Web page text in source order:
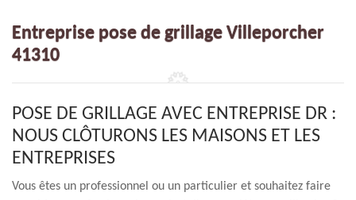
Entreprise pose de grillage Villeporcher
41310
POSE DE GRILLAGE AVEC ENTREPRISE DR :
NOUS CLÔTURONS LES MAISONS ET LES
ENTREPRISES
Vous êtes un professionnel ou un particulier et souhaitez faire